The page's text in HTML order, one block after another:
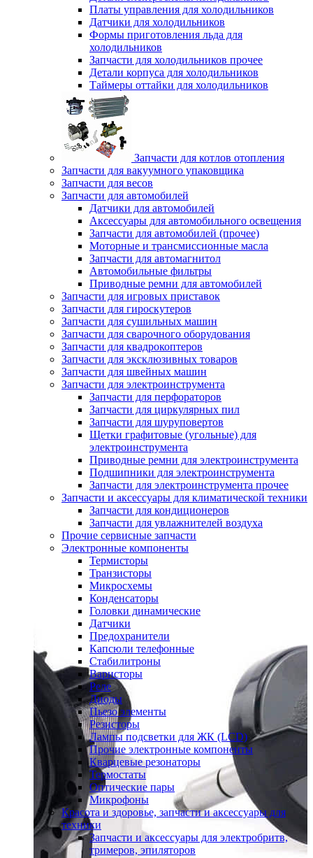
Платы управления для холодильников
Датчики для холодильников
Формы приготовления льда для
холодильников
Запчасти для холодильников прочее
Детали корпуса для холодильников
Таймеры оттайки для холодильников
Запчасти для котлов отопления
Запчасти для вакуумного упаковщика
Запчасти для весов
Запчасти для автомобилей
Датчики для автомобилей
Аксессуары для автомобильного освещения
Запчасти для автомобилей (прочее)
Моторные и трансмиссионные масла
Запчасти для автомагнитол
Автомобильные фильтры
Приводные ремни для автомобилей
Запчасти для игровых приставок
Запчасти для гироскутеров
Запчасти для сушильных машин
Запчасти для сварочного оборудования
Запчасти для квадрокоптеров
Запчасти для эксклюзивных товаров
Запчасти для швейных машин
Запчасти для электроинструмента
Запчасти для перфораторов
Запчасти для циркулярных пил
Запчасти для шуруповертов
Щетки графитовые (угольные) для
электроинструмента
Приводные ремни для электроинструмента
Подшипники для электроинструмента
Запчасти для электроинструмента прочее
Запчасти и аксессуары для климатической техники
Запчасти для кондиционеров
Запчасти для увлажнителей воздуха
Прочие сервисные запчасти
Электронные компоненты
Термисторы
Транзисторы
Микросхемы
Конденсаторы
Головки динамические
Датчики
Предохранители
Капсюли телефонные
Стабилитроны
Варисторы
Реле
Диоды
Пьезо элементы
Резисторы
Лампы подсветки для ЖК (LCD)
Прочие электронные компоненты
Кварцевые резонаторы
Термостаты
Оптические пары
Микрофоны
Красота и здоровье, запчасти и аксессуары для
техники
Запчасти и аксессуары для электробритв,
тримеров, эпиляторов